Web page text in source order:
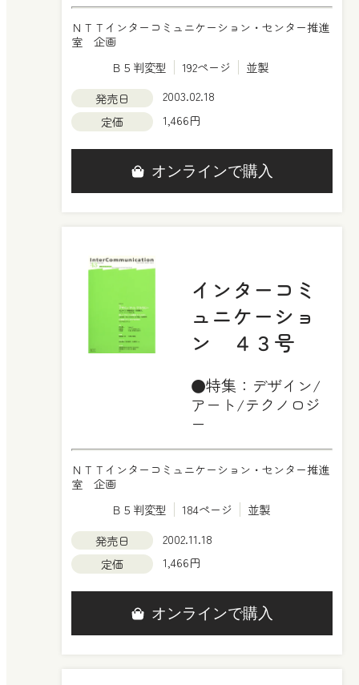
ＮＴＴインターコミュニケーション・センター推進
室 企画
Ｂ５判変型
192ページ
並製
発売日
2003.02.18
定価
1,466円
オンラインで購入
インターコミ
ュニケーショ
ン ４３号
●特集：デザイン/
アート/テクノロジ
ー
ＮＴＴインターコミュニケーション・センター推進
室 企画
Ｂ５判変型
184ページ
並製
発売日
2002.11.18
定価
1,466円
オンラインで購入